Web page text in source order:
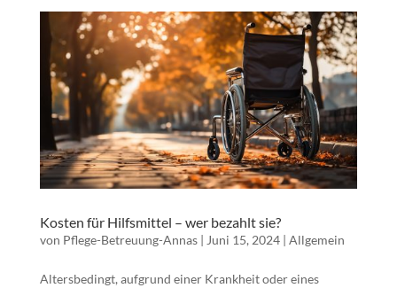
Kosten für Hilfsmittel – wer bezahlt sie?
von Pflege-Betreuung-Annas| Juni 15, 2024| Allgemein
Altersbedingt, aufgrund einer Krankheit oder eines